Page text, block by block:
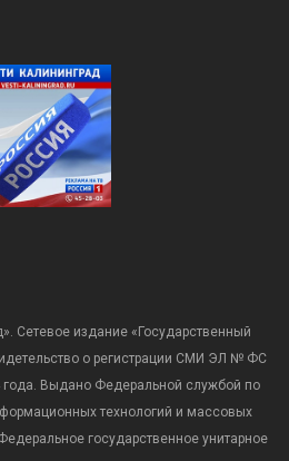
Сетевое издание «Государственный
о регистрации СМИ ЭЛ № ФС
года. Выдано Федеральной службой по
технологий и массовых
государственное унитарное